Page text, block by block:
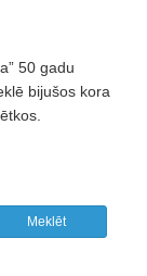
50 gadu
bijušos kora